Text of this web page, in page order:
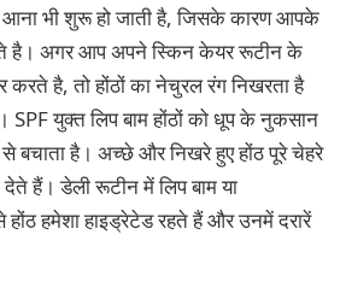
भी शुरू हो जाती है, जिसके कारण आपके
देते है। अगर आप अपने स्किन केयर रूटीन के
है, तो होंठों का नेचुरल रंग निखरता है
युक्त लिप बाम होंठों को धूप के नुकसान
बचाता है। अच्छे और निखरे हुए होंठ पूरे चेहरे
हैं। डेली रूटीन में लिप बाम या
हमेशा हाइड्रेटेड रहते हैं और उनमें दरारें